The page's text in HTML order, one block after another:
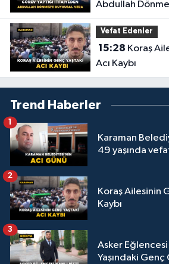
Abdullah
Vefat Edenler
15:28
Acı Kaybı
Trend Haberler
Karaman
49 yaşında
1
Koraş Ailesinin
Kaybı
2
Asker Eğlencesi
Yaşındaki Genç
3